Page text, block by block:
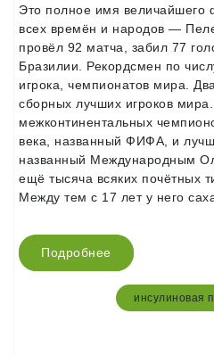
Это полное имя величайшего
всех времён и народов —
провёл 92 матча, забил 77
Бразилии. Рекордсмен по
игрока, чемпионатов мира.
сборных лучших игроков
межконтинентальных
века, названный ФИФА, и
названный Международным
ещё тысяча всяких почётных
Между тем с 17 лет у него
Подробнее
инсулиновая